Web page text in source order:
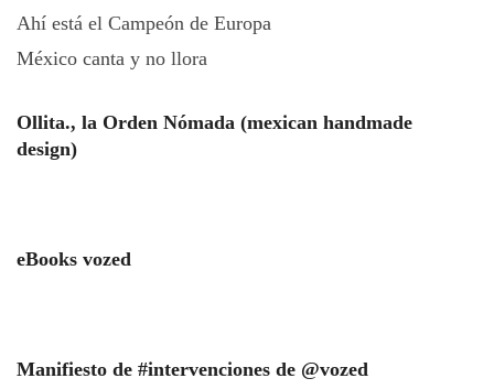
Ahí está el Campeón de Europa
México canta y no llora
Ollita., la Orden Nómada (mexican handmade
design)
eBooks vozed
Manifiesto de #intervenciones de @vozed